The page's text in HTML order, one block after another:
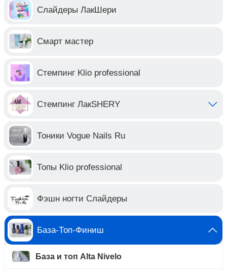
Слайдеры ЛакШери
Смарт мастер
Стемпинг Klio professional
Стемпинг ЛакSHERY
Тоники Vogue Nails Ru
Топы Klio professional
Фэшн ногти Слайдеры
База-Топ-Финиш
База и топ Alta Nivelo